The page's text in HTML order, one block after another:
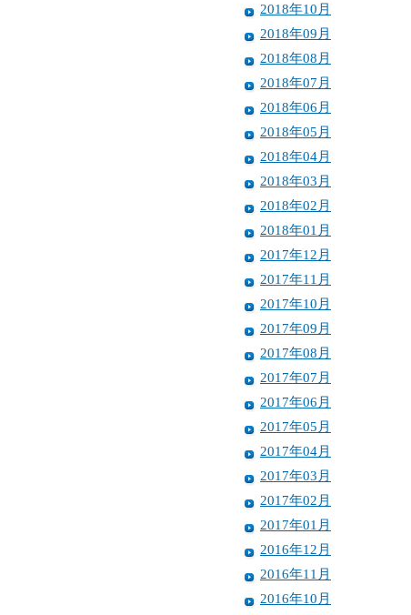
2018年10月
2018年09月
2018年08月
2018年07月
2018年06月
2018年05月
2018年04月
2018年03月
2018年02月
2018年01月
2017年12月
2017年11月
2017年10月
2017年09月
2017年08月
2017年07月
2017年06月
2017年05月
2017年04月
2017年03月
2017年02月
2017年01月
2016年12月
2016年11月
2016年10月